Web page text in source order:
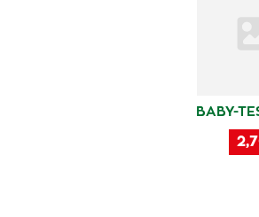
BABY-